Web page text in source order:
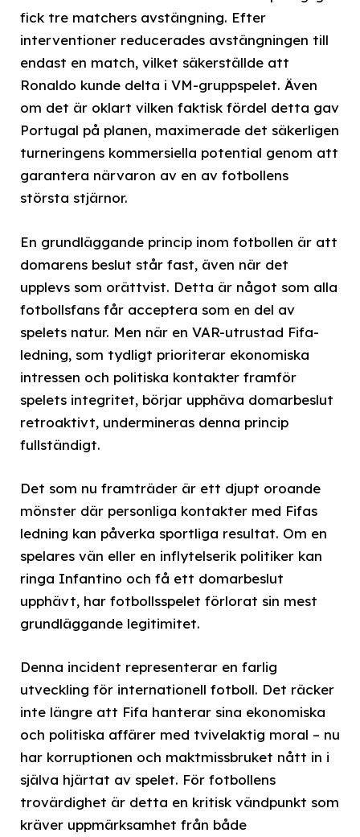
fick tre matchers avstängning. Efter
interventioner reducerades avstängningen till
endast en match, vilket säkerställde att
Ronaldo kunde delta i VM-gruppspelet. Även
om det är oklart vilken faktisk fördel detta gav
Portugal på planen, maximerade det säkerligen
turneringens kommersiella potential genom att
garantera närvaron av en av fotbollens
största stjärnor.
En grundläggande princip inom fotbollen är att
domarens beslut står fast, även när det
upplevs som orättvist. Detta är något som alla
fotbollsfans får acceptera som en del av
spelets natur. Men när en VAR-utrustad Fifa-
ledning, som tydligt prioriterar ekonomiska
intressen och politiska kontakter framför
spelets integritet, börjar upphäva domarbeslut
retroaktivt, undermineras denna princip
fullständigt.
Det som nu framträder är ett djupt oroande
mönster där personliga kontakter med Fifas
ledning kan påverka sportliga resultat. Om en
spelares vän eller en inflytelserik politiker kan
ringa Infantino och få ett domarbeslut
upphävt, har fotbollsspelet förlorat sin mest
grundläggande legitimitet.
Denna incident representerar en farlig
utveckling för internationell fotboll. Det räcker
inte längre att Fifa hanterar sina ekonomiska
och politiska affärer med tvivelaktig moral – nu
har korruptionen och maktmissbruket nått in i
själva hjärtat av spelet. För fotbollens
trovärdighet är detta en kritisk vändpunkt som
kräver uppmärksamhet från både